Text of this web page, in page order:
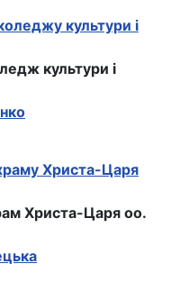
культури і
культури і
Христа-Царя
Христа-Царя оо.